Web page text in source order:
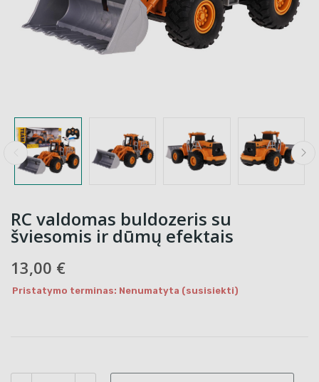
RC valdomas buldozeris su
šviesomis ir dūmų efektais
13,00 €
Pristatymo terminas: Nenumatyta (susisiekti)